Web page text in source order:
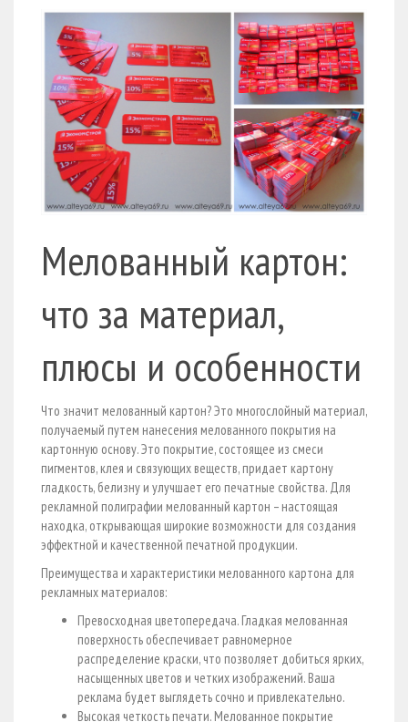
Мелованный картон:
что за материал,
плюсы и особенности
Что значит мелованный картон? Это многослойный материал,
получаемый путем нанесения мелованного покрытия на
картонную основу. Это покрытие, состоящее из смеси
пигментов, клея и связующих веществ, придает картону
гладкость, белизну и улучшает его печатные свойства. Для
рекламной полиграфии мелованный картон – настоящая
находка, открывающая широкие возможности для создания
эффектной и качественной печатной продукции.
Преимущества и характеристики мелованного картона для
рекламных материалов:
Превосходная цветопередача. Гладкая мелованная
поверхность обеспечивает равномерное
распределение краски, что позволяет добиться ярких,
насыщенных цветов и четких изображений. Ваша
реклама будет выглядеть сочно и привлекательно.
Высокая четкость печати. Мелованное покрытие